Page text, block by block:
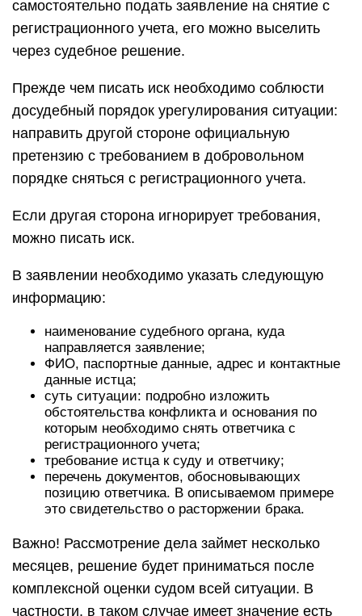
самостоятельно подать заявление на снятие с
регистрационного учета, его можно выселить
через судебное решение.
Прежде чем писать иск необходимо соблюсти
досудебный порядок урегулирования ситуации:
направить другой стороне официальную
претензию с требованием в добровольном
порядке сняться с регистрационного учета.
Если другая сторона игнорирует требования,
можно писать иск.
В заявлении необходимо указать следующую
информацию:
наименование судебного органа, куда
направляется заявление;
ФИО, паспортные данные, адрес и контактные
данные истца;
суть ситуации: подробно изложить
обстоятельства конфликта и основания по
которым необходимо снять ответчика с
регистрационного учета;
требование истца к суду и ответчику;
перечень документов, обосновывающих
позицию ответчика. В описываемом примере
это свидетельство о расторжении брака.
Важно! Рассмотрение дела займет несколько
месяцев, решение будет приниматься после
комплексной оценки судом всей ситуации. В
частности, в таком случае имеет значение есть